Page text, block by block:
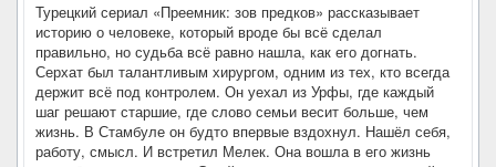
Турецкий сериал «Преемник: зов предков» рассказывает
историю о человеке, который вроде бы всё сделал
правильно, но судьба всё равно нашла, как его догнать.
Серхат был талантливым хирургом, одним из тех, кто всегда
держит всё под контролем. Он уехал из Урфы, где каждый
шаг решают старшие, где слово семьи весит больше, чем
жизнь. В Стамбуле он будто впервые вздохнул. Нашёл себя,
работу, смысл. И встретил Мелек. Она вошла в его жизнь